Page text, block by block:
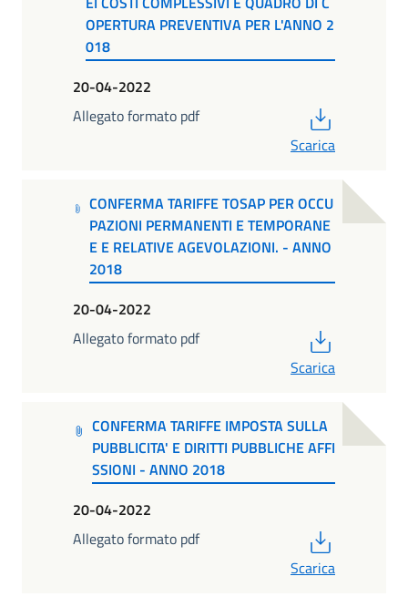
OPERTURA PREVENTIVA PER L'ANNO 2
018
20-04-2022
Allegato formato pdf
Scarica
CONFERMA TARIFFE TOSAP PER OCCU
PAZIONI PERMANENTI E TEMPORANE
E E RELATIVE AGEVOLAZIONI. - ANNO
2018
20-04-2022
Allegato formato pdf
Scarica
CONFERMA TARIFFE IMPOSTA SULLA
PUBBLICITA' E DIRITTI PUBBLICHE AFFI
SSIONI - ANNO 2018
20-04-2022
Allegato formato pdf
Scarica